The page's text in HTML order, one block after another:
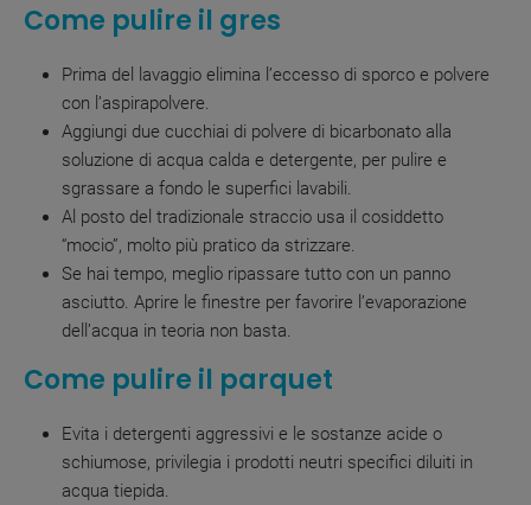
Come pulire il gres
Prima del lavaggio elimina l’eccesso di sporco e polvere
con l’aspirapolvere.
Aggiungi due cucchiai di polvere di bicarbonato alla
soluzione di acqua calda e detergente, per pulire e
sgrassare a fondo le superfici lavabili.
Al posto del tradizionale straccio usa il cosiddetto
“mocio”, molto più pratico da strizzare.
Se hai tempo, meglio ripassare tutto con un panno
asciutto. Aprire le finestre per favorire l’evaporazione
dell’acqua in teoria non basta.
Come pulire il parquet
Evita i detergenti aggressivi e le sostanze acide o
schiumose, privilegia i prodotti neutri specifici diluiti in
acqua tiepida.